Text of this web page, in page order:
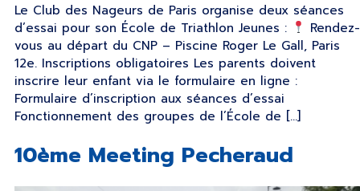
Le Club des Nageurs de Paris organise deux séances
d’essai pour son École de Triathlon Jeunes :
Rendez-
vous au départ du CNP – Piscine Roger Le Gall, Paris
12e. Inscriptions obligatoires Les parents doivent
inscrire leur enfant via le formulaire en ligne :
Formulaire d’inscription aux séances d’essai
Fonctionnement des groupes de l’École de […]
10ème Meeting Pecheraud